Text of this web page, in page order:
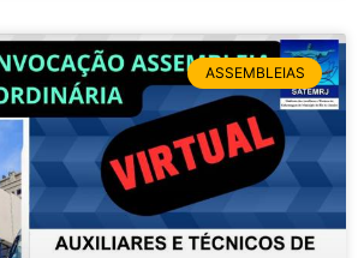
ASSEMBLEIAS